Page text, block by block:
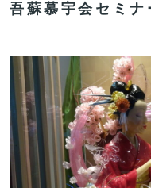
吾蘇慕宇会セミ